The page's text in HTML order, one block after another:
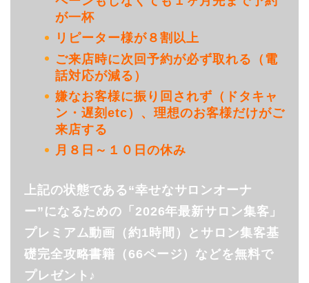
が一杯
リピーター様が８割以上
ご来店時に次回予約が必ず取れる（電
話対応が減る）
嫌なお客様に振り回されず（ドタキャ
ン・遅刻etc）、理想のお客様だけがご
来店する
月８日～１０日の休み
上記の状態である“幸せなサロンオーナ
ー”になるための「2026年最新サロン集客」
プレミアム動画（約1時間）とサロン集客基
礎完全攻略書籍（66ページ）などを無料で
プレゼント♪